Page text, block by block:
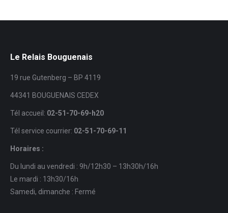
Le Relais Bouguenais
19 rue Gutenberg – BP 4119
44341 BOUGUENAIS CEDEX
Tél accueil: 02-51-70-69-h20
Tél service courrier: 02-51-70-69-11
Horaires :
Du lundi au vendredi : 9h/12h30 – 13h30h/16h
Le mardi : 13h30/16h
Samedi, dimanche : Fermé